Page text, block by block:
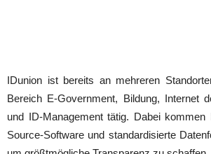
IDunion ist bereits an mehreren
Bereich E-Government, Bildung, Internet
und ID-Management tätig. Dabei
Source-Software und standardisierte